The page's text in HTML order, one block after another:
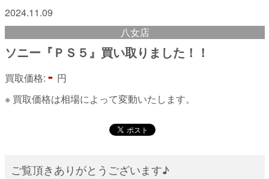
2024.11.09
八女店
ソニー『ＰＳ５』買い取りました！！
買取価格: - 円
※ 買取価格は相場によって変動いたします。
ご覧頂きありがとうございます♪